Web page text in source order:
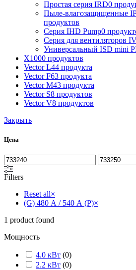
Простая серия IRD0
Пыле-влагозащищенные
продуктов
Серия IHD Pump0
Серия для вентиляторов
Универсальный ISD mini
X1000 продуктов
Vector L44 продукта
Vector F63 продукта
Vector M43 продукта
Vector S8 продуктов
Vector V8 продуктов
Закрыть
Цена
Filters
Reset all×
(G) 480 А / 540 А (P)×
1 product found
Мощность
4.0 кВт (0)
2.2 кВт (0)